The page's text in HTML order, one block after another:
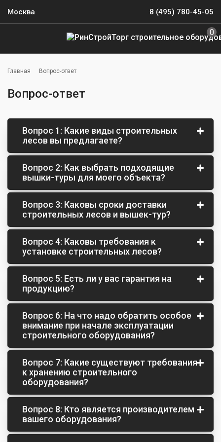
Москва 8 (495) 780-45-05
0
Главная Вопрос-ответ
Вопрос-ответ
Вопрос 1: Какие виды строительных
лесов вы предлагаете?
ЛРСП-250 – для работ на высоте до 20 метров.
ЛРСП-40Н – для работ на высоте до 40 метров.
работ до 60 метров.
Леса строительные приставные «Профи» –
используются для высотных работ до 110
метров.
Вопрос 2: Как выбрать подходящие
вышки-туры для моего объекта?
Вопрос 3: Каковы сроки доставки
строительных лесов и вышек-тур?
Самовывоз – вы можете забрать товар
самостоятельно с нашего склада.
( просьба внимательно ознакомится с
требованиями к транспорту в разделе
“доставка”)
По договоренности с менеджером отдела
продаж, возможен заказ автотранспорта для
Для клиентов в регионах доставка
осуществляется через транспортную компанию,
которую заказывает сам покупатель.
Вопрос 4: Каковы требования к
установке строительных лесов?
Вопрос 5: Есть ли у вас гарантия на
продукцию?
Вопрос 6: На что надо обратить особое
внимание при начале эксплуатации
строительного оборудования?
Механические повреждения — трещины,
деформация вмятины на деталях,
некачественные сварные швы.
Вопрос 7: Какие существуют требования
к хранению строительного
оборудования?
Вопрос 8: Кто является производителем
вашего оборудования?